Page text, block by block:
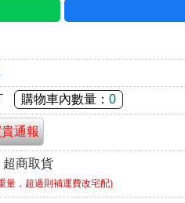
購物車內數量：0
通報
超商取貨
量，超過則補運費改宅配)